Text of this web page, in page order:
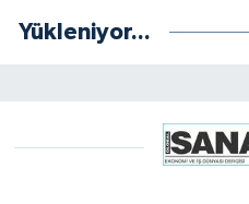
Yükleniyor...